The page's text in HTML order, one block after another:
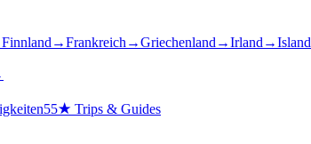
Finnland →Frankreich →Griechenland →Irland →Island
55★ Trips & Guides